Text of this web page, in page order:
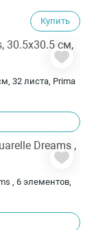
Купить
32 листа, Prima
, 6 элементов,